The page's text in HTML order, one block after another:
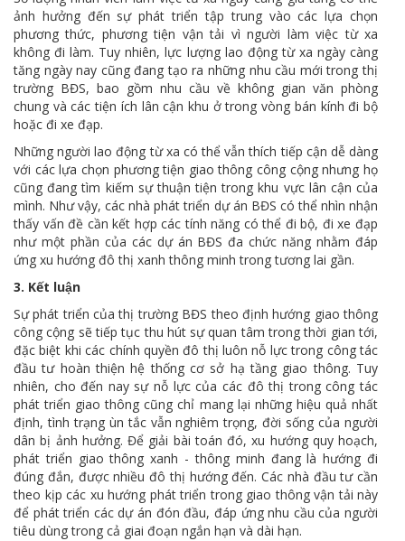
ảnh hưởng đến sự phát triển tập trung vào các lựa chọn
phương thức, phương tiện vận tải vì người làm việc từ xa
không đi làm. Tuy nhiên, lực lượng lao động từ xa ngày càng
tăng ngày nay cũng đang tạo ra những nhu cầu mới trong thị
trường BĐS, bao gồm nhu cầu về không gian văn phòng
chung và các tiện ích lân cận khu ở trong vòng bán kính đi bộ
hoặc đi xe đạp.
Những người lao động từ xa có thể vẫn thích tiếp cận dễ dàng
với các lựa chọn phương tiện giao thông công cộng nhưng họ
cũng đang tìm kiếm sự thuận tiện trong khu vực lân cận của
mình. Như vậy, các nhà phát triển dự án BĐS có thể nhìn nhận
thấy vấn đề cần kết hợp các tính năng có thể đi bộ, đi xe đạp
như một phần của các dự án BĐS đa chức năng nhằm đáp
ứng xu hướng đô thị xanh thông minh trong tương lai gần.
3. Kết luận
Sự phát triển của thị trường BĐS theo định hướng giao thông
công cộng sẽ tiếp tục thu hút sự quan tâm trong thời gian tới,
đặc biệt khi các chính quyền đô thị luôn nỗ lực trong công tác
đầu tư hoàn thiện hệ thống cơ sở hạ tầng giao thông. Tuy
nhiên, cho đến nay sự nỗ lực của các đô thị trong công tác
phát triển giao thông cũng chỉ mang lại những hiệu quả nhất
định, tình trạng ùn tắc vẫn nghiêm trọng, đời sống của người
dân bị ảnh hưởng. Để giải bài toán đó, xu hướng quy hoạch,
phát triển giao thông xanh - thông minh đang là hướng đi
đúng đắn, được nhiều đô thị hướng đến. Các nhà đầu tư cần
theo kịp các xu hướng phát triển trong giao thông vận tải này
để phát triển các dự án đón đầu, đáp ứng nhu cầu của người
tiêu dùng trong cả giai đoạn ngắn hạn và dài hạn.